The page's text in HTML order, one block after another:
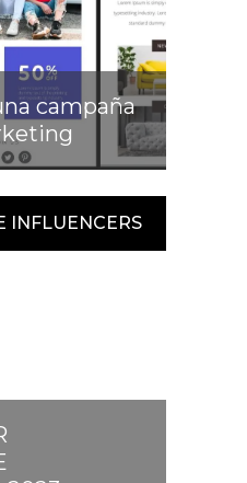
campaña
INFLUENCERS